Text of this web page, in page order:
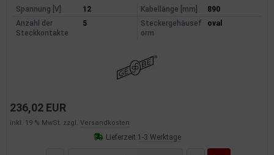
Spannung [V] 12 Kabellänge [mm]
890
Anzahl der
Steckkontakte
5
Steckergehäusef
orm
oval
236,02 EUR
inkl. 19 % MwSt. zzgl. Versandkosten
Lieferzeit:1-3 Werktage